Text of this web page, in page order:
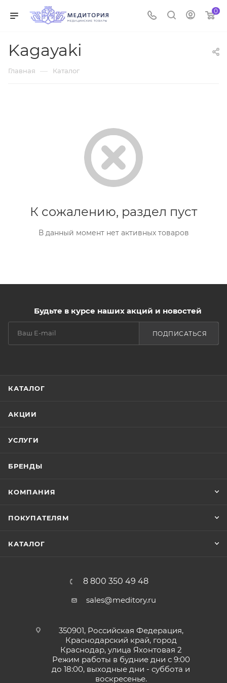
0
Kagayaki
Главная — Каталог
К сожалению, раздел пуст
В данный момент нет активных товаров
Будьте в курсе наших акций и новостей
ПОДПИСАТЬСЯ
КАТАЛОГ
АКЦИИ
УСЛУГИ
БРЕНДЫ
КОМПАНИЯ
ПОКУПАТЕЛЯМ
КАТАЛОГ
8 800 350 49 48
sales@meditory.ru
350901, Российская Федерация,
Краснодарский край, город
Краснодар, улица Яхонтовая 2
Режим работы в будние дни с 9:00
до 18:00, выходные дни - суббота и
воскресенье.